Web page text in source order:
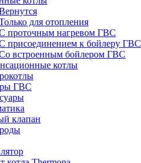
для отопления
проточным нагревом ГВС
присоединением к бойлеру ГВС
встроенным бойлером ГВС
котлы
ГВС
клапан